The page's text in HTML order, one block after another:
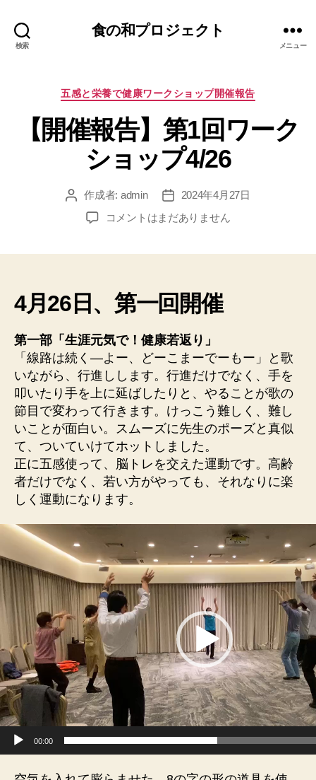
検索
食の和プロジェクト
メニュー
カ
ゴ
リ
ー
五感と栄養で健康ワークショップ開催報告
【開催報告】第1回ワーク
ショップ4/26
投 作成者: admin
投
稿
日
2024年4月27日
【開
回
ー
ク
シ
ョ
ッ
プ
4/26
へ
の
コメントはまだありません
4月26日、第一回開催
第一部「生涯元気で！健康若返り」
「線路は続く―よー、どーこまーでーもー」と歌
いながら、行進しします。行進だけでなく、手を
叩いたり手を上に延ばしたりと、やることが歌の
節目で変わって行きます。けっこう難しく、難し
いことが面白い。スムーズに先生のポーズと真似
て、ついていけてホットしました。
正に五感使って、脳トレを交えた運動です。高齢
者だけでなく、若い方がやっても、それなりに楽
しく運動になります。
動
画
プ
レ
ー
ー
00:00